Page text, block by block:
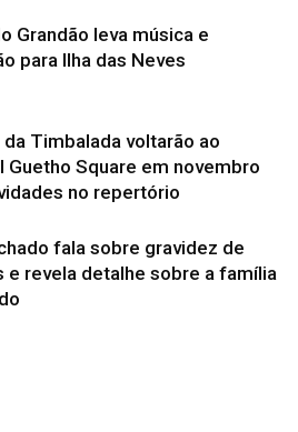
Grandão leva música e
para Ilha das Neves
da Timbalada voltarão ao
Guetho Square em novembro
no repertório
fala sobre gravidez de
e revela detalhe sobre a família